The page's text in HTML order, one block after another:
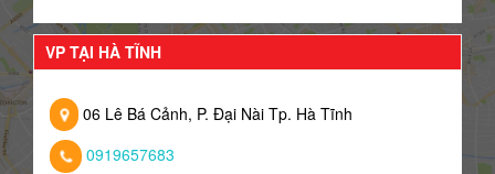
VP TẠI HÀ TĨNH
06 Lê Bá Cảnh, P. Đại Nài Tp. Hà Tĩnh
0919657683